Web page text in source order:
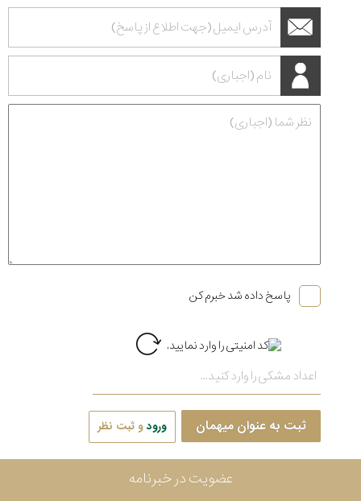
پاسخ داده شد خبرم کن
ثبت به عنوان میهمان ورودو ثبت نظر
عضویت در خبرنامه